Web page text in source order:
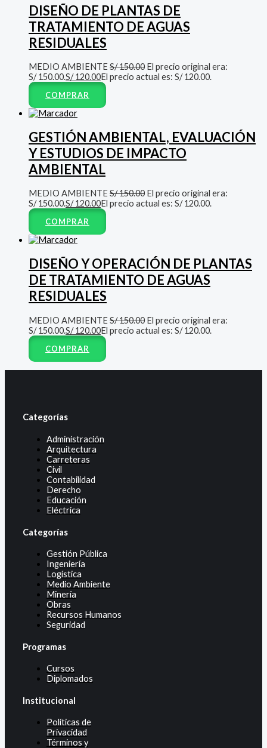
DISEÑO DE PLANTAS DE
TRATAMIENTO DE AGUAS
RESIDUALES
MEDIO AMBIENTE S/150.00 El precio original era:
S/ 150.00.S/120.00El precio actual es: S/ 120.00.
COMPRAR
GESTIÓN AMBIENTAL, EVALUACIÓN
Y ESTUDIOS DE IMPACTO
AMBIENTAL
MEDIO AMBIENTE S/150.00 El precio original era:
S/ 150.00.S/120.00El precio actual es: S/ 120.00.
COMPRAR
DISEÑO Y OPERACIÓN DE PLANTAS
DE TRATAMIENTO DE AGUAS
RESIDUALES
MEDIO AMBIENTE S/150.00 El precio original era:
S/ 150.00.S/120.00El precio actual es: S/ 120.00.
COMPRAR
Categorías
Administración
Arquitectura
Carreteras
Civil
Contabilidad
Derecho
Educación
Eléctrica
Categorías
Gestión Pública
Ingeniería
Logística
Medio Ambiente
Minería
Obras
Recursos Humanos
Seguridad
Programas
Cursos
Diplomados
Institucional
Políticas de
Privacidad
Términos y